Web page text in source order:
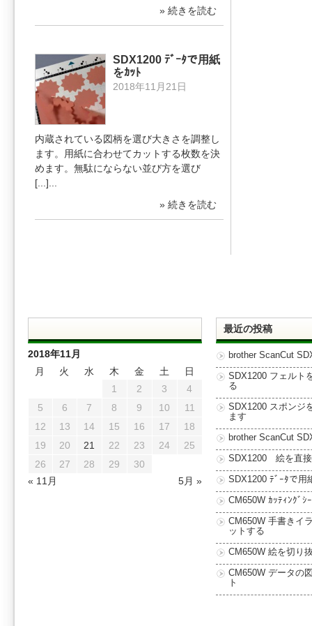
» 続きを読む
SDX1200 ﾃﾞｰﾀで用紙
をｶｯﾄ
2018年11月21日
内蔵されている図柄を選び大きさを調整し
ます。用紙に合わせてカットする枚数を決
めます。無駄にならない並び方を選び
[...]...
» 続きを読む
2018年11月
月
火 水 木 金 土 日
« 11月 5月 »
1 2 3
4
5
6 7 8 9 10
11
12
13 14 15 16 17
18
19
20 21 22 23 24
25
26
27 28 29 30
最近の投稿
brother ScanCut
SDX1200 フェルト
る
SDX1200 スポンジ
ます
brother ScanCut
SDX1200 絵を直
SDX1200 ﾃﾞｰﾀで用
CM650W ｶｯﾃｨﾝｸﾞｼ
CM650W 手書きイ
ットする
CM650W 絵を切り
CM650W データの
ト